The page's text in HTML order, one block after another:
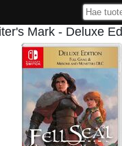
Mark - Deluxe